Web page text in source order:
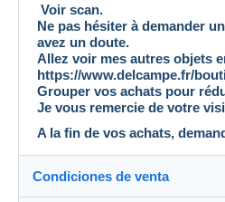
Voir scan.
Ne pas hésiter à demander
avez un doute.
Allez voir mes autres objets
https://www.delcampe.fr/
Grouper vos achats pour
Je vous remercie de votre
A la fin de vos achats,
Condiciones de venta